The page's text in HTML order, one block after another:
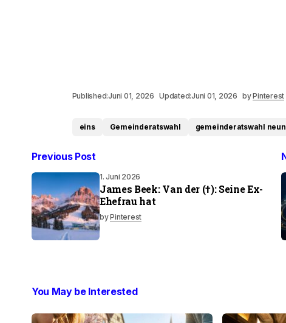
Published:Juni 01, 2026 Updated:Juni 01, 2026 byPinterest
eins Gemeinderatswahl gemeinderatswahl
Previous Post
1. Juni 2026
James Beek: Van der (†): Seine Ex-
Ehefrau hat
byPinterest
You May be Interested